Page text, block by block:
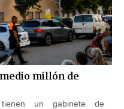
millón de
un gabinete de